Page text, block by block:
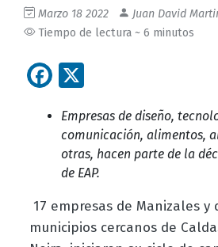
Marzo 18 2022
Juan David
Tiempo de lectura ~ 6 minutos
Facebook
Empresas de diseño,
comunicación, alimentos,
otras, hacen parte de la
de EAP.
17 empresas de Manizales y
municipios cercanos de